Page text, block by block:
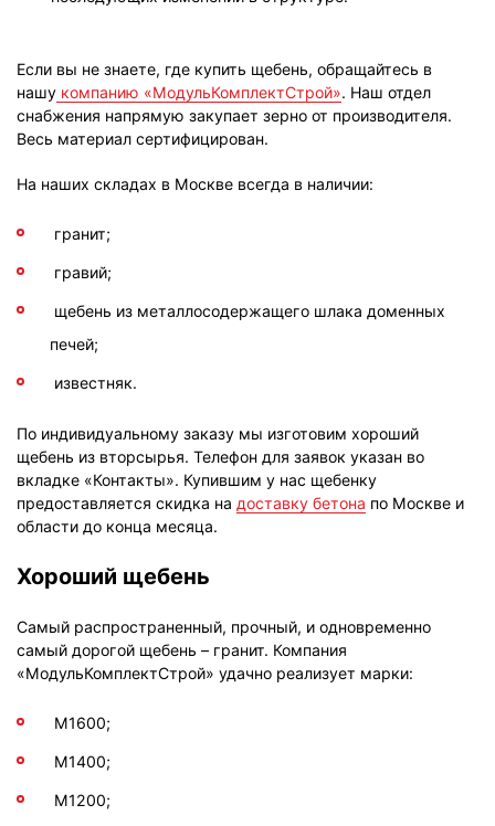
Если вы не знаете, где купить щебень, обращайтесь в
нашу компанию «МодульКомплектСтрой». Наш отдел
снабжения напрямую закупает зерно от производителя.
Весь материал сертифицирован.
На наших складах в Москве всегда в наличии:
гранит;
гравий;
щебень из металлосодержащего шлака доменных
печей;
известняк.
По индивидуальному заказу мы изготовим хороший
щебень из вторсырья. Телефон для заявок указан во
вкладке «Контакты». Купившим у нас щебенку
предоставляется скидка на доставку бетона по Москве и
области до конца месяца.
Хороший щебень
Самый распространенный, прочный, и одновременно
самый дорогой щебень – гранит. Компания
«МодульКомплектСтрой» удачно реализует марки:
М1600;
М1400;
М1200;